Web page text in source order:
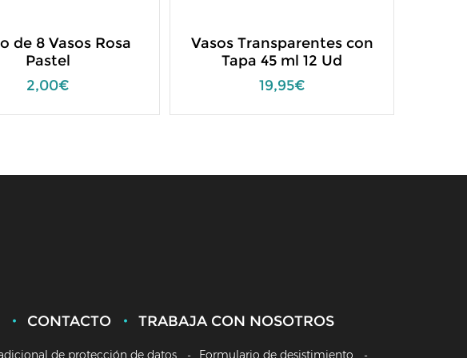
de 8 Vasos Rosa
Pastel
2,00€
Vasos Transparentes con
Tapa 45 ml 12 Ud
19,95€
CONTACTO TRABAJA CON NOSOTROS
de protección de datos Formulario de desistimiento